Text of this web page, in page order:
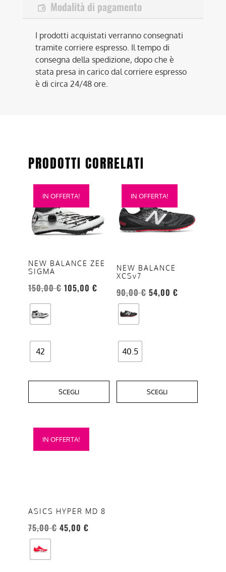
Modalità di pagamento
I prodotti acquistati verranno consegnati
tramite corriere espresso. Il tempo di
consegna della spedizione, dopo che è
stata presa in carico dal corriere espresso
è di circa 24/48 ore.
PRODOTTI CORRELATI
IN OFFERTA!
NEW BALANCE ZEE
SIGMA
150,00€ 105,00 €
42
SCEGLI
Questo
prodotto
ha
più
varianti.
opzioni
possono
essere
scelte
nella
del
prodotto
IN OFFERTA!
NEW BALANCE
XCSv7
90,00€ 54,00 €
40.5
SCEGLI
Questo
prodotto
ha
più
opzioni
possono
essere
scelte
nella
del
prodotto
IN OFFERTA!
ASICS HYPER MD 8
75,00€ 45,00 €
Questo
prodotto
opzioni
essere
scelte
nella